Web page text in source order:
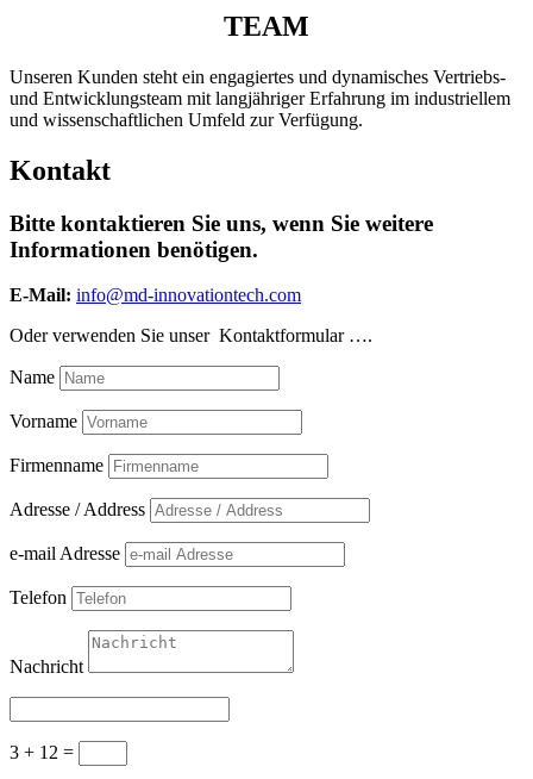
TEAM
Unseren Kunden steht ein engagiertes und dynamisches Vertriebs-
und Entwicklungsteam mit langjähriger Erfahrung im industriellem
und wissenschaftlichen Umfeld zur Verfügung.
Kontakt
Bitte kontaktieren Sie uns, wenn Sie weitere
Informationen benötigen.
E-Mail: info@md-innovationtech.com
Oder verwenden Sie unser Kontaktformular ….
Name
Vorname
Firmenname
Adresse / Address
e-mail Adresse
Telefon
Nachricht
3 + 12 =